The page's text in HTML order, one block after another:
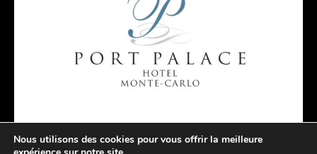
Nous utilisons des cookies pour vous offrir la meilleure